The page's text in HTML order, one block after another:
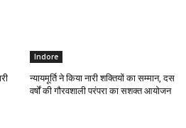
Indore
न्यायमूर्ति ने किया नारी शक्तियों का सम्मान, दस
वर्षों की गौरवशाली परंपरा का सशक्त आयोजन